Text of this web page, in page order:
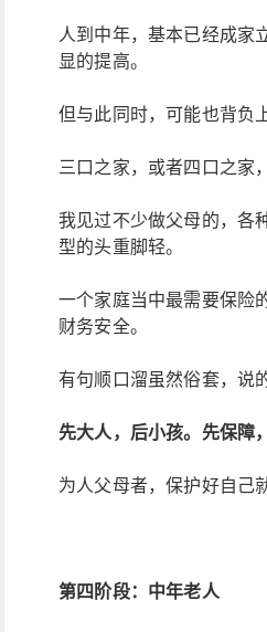
人到中年，基本已经成家
显的提高。
但与此同时，可能也背负
三口之家，或者四口之家
我见过不少做父母的，各
型的头重脚轻。
一个家庭当中最需要保险
财务安全。
有句顺口溜虽然俗套，说
先大人，后小孩。先保障
为人父母者，保护好自己
第四阶段：中年老人